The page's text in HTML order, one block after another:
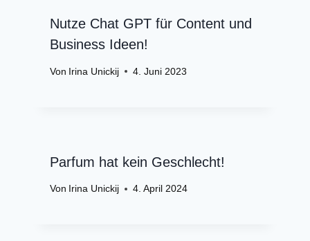
Nutze Chat GPT für Content und
Business Ideen!
Von Irina Unickij 4. Juni 2023
Parfum hat kein Geschlecht!
Von Irina Unickij 4. April 2024